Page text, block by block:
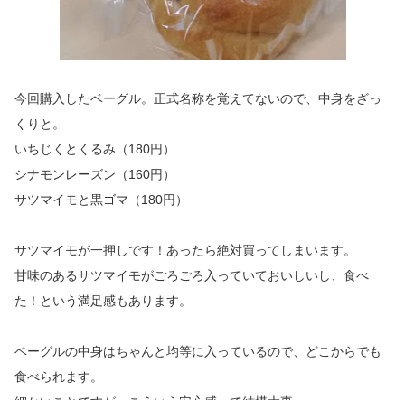
今回購入したベーグル。正式名称を覚えてないので、中身をざっ
くりと。
いちじくとくるみ（180円）
シナモンレーズン（160円）
サツマイモと黒ゴマ（180円）
サツマイモが一押しです！あったら絶対買ってしまいます。
甘味のあるサツマイモがごろごろ入っていておいしいし、食べ
た！という満足感もあります。
ベーグルの中身はちゃんと均等に入っているので、どこからでも
食べられます。